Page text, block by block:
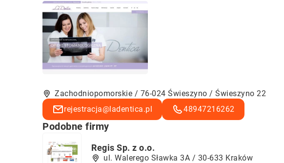
Zachodniopomorskie / 76-024 Świeszyno / Świeszyno 22
rejestracja@ladentica.pl
48947216262
Podobne firmy
Regis Sp. z o.o.
ul. Walerego Sławka 3A / 30-633 Kraków